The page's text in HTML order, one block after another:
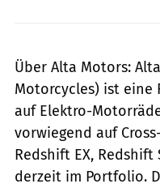
Über Alta Motors:
Motorcycles) ist eine
auf Elektro-
vorwiegend auf
Redshift EX, Redshift
derzeit im Portfolio.